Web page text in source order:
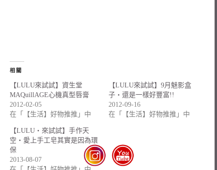
相關
【LULU來試試】資生堂
MAQuillAGE心機真型唇膏
2012-02-05
在「【生活】好物推推」中
【LULU來試試】9月魅影盒
子‧還是一樣好豐富!!
2012-09-16
在「【生活】好物推推」中
【LULU‧來試試】手作天
空‧愛上手工皂其實是因為環
保
2013-08-07